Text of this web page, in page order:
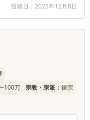
投稿日： 2025年12月8日
100万 宗教・宗派： 律宗